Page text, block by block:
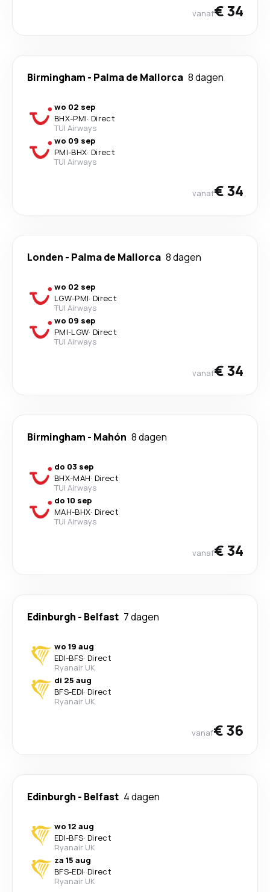
vanaf€ 34
Birmingham - Palma de Mallorca 8 dagen
wo 02 sep
BHX-PMI· Direct
TUI Airways
wo 09 sep
PMI-BHX· Direct
TUI Airways
vanaf€ 34
Londen - Palma de Mallorca 8 dagen
wo 02 sep
LGW-PMI· Direct
TUI Airways
wo 09 sep
PMI-LGW· Direct
TUI Airways
vanaf€ 34
Birmingham - Mahón 8 dagen
do 03 sep
BHX-MAH· Direct
TUI Airways
do 10 sep
MAH-BHX· Direct
TUI Airways
vanaf€ 34
Edinburgh - Belfast 7 dagen
wo 19 aug
EDI-BFS· Direct
Ryanair UK
di 25 aug
BFS-EDI· Direct
Ryanair UK
vanaf€ 36
Edinburgh - Belfast 4 dagen
wo 12 aug
EDI-BFS· Direct
Ryanair UK
za 15 aug
BFS-EDI· Direct
Ryanair UK